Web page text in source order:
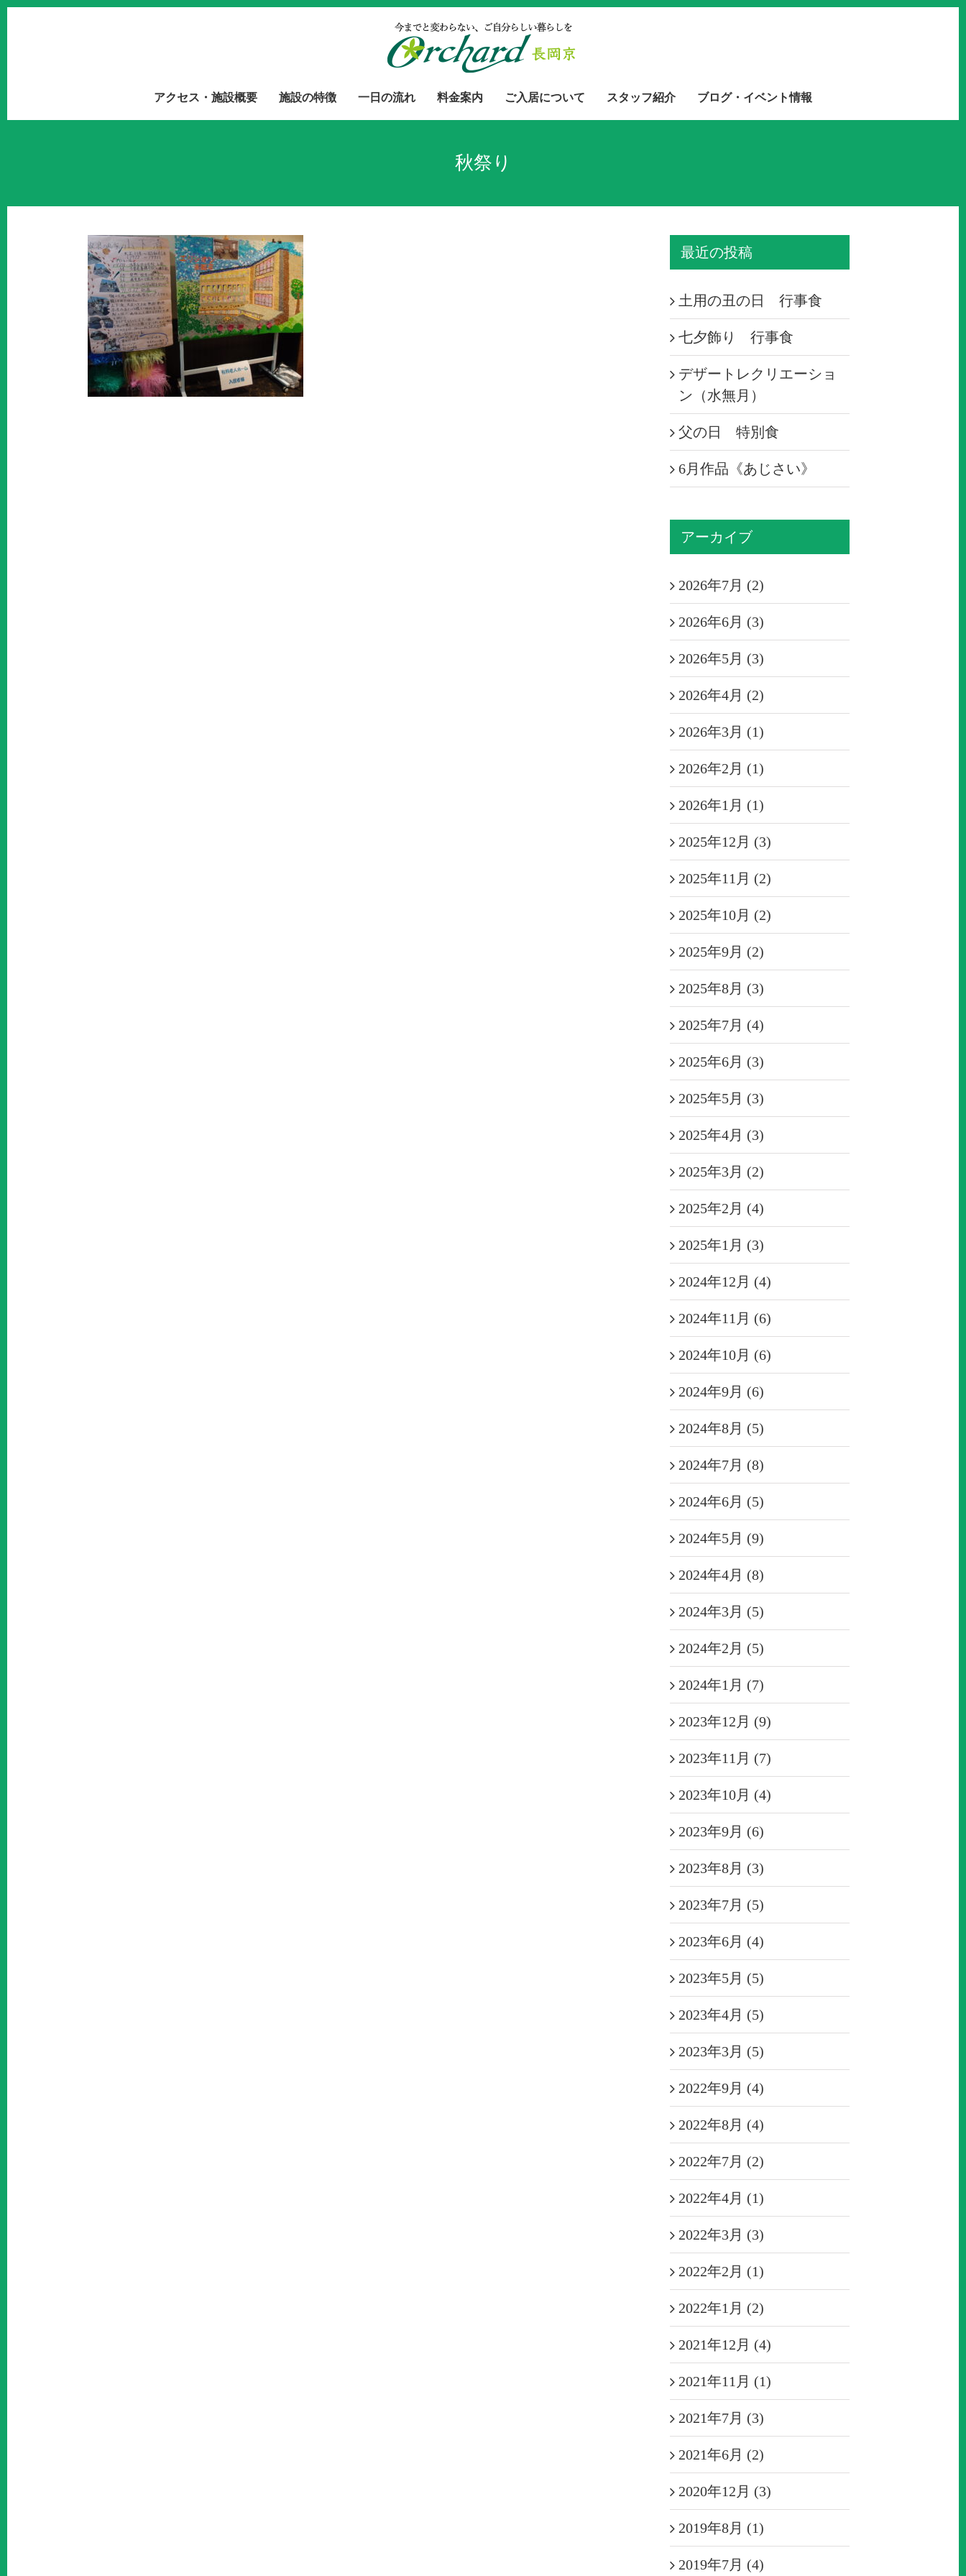
アクセス・施設概要 施設の特徴 一日の流れ 料金案内 ご入居について スタッフ紹介 ブログ・イベント情報
秋祭り
最近の投稿
土用の丑の日 行事食
七夕飾り 行事食
デザートレクリエーショ
ン（水無月）
父の日 特別食
6月作品《あじさい》
アーカイブ
2026年7月 (2)
2026年6月 (3)
2026年5月 (3)
2026年4月 (2)
2026年3月 (1)
2026年2月 (1)
2026年1月 (1)
2025年12月 (3)
2025年11月 (2)
2025年10月 (2)
2025年9月 (2)
2025年8月 (3)
2025年7月 (4)
2025年6月 (3)
2025年5月 (3)
2025年4月 (3)
2025年3月 (2)
2025年2月 (4)
2025年1月 (3)
2024年12月 (4)
2024年11月 (6)
2024年10月 (6)
2024年9月 (6)
2024年8月 (5)
2024年7月 (8)
2024年6月 (5)
2024年5月 (9)
2024年4月 (8)
2024年3月 (5)
2024年2月 (5)
2024年1月 (7)
2023年12月 (9)
2023年11月 (7)
2023年10月 (4)
2023年9月 (6)
2023年8月 (3)
2023年7月 (5)
2023年6月 (4)
2023年5月 (5)
2023年4月 (5)
2023年3月 (5)
2022年9月 (4)
2022年8月 (4)
2022年7月 (2)
2022年4月 (1)
2022年3月 (3)
2022年2月 (1)
2022年1月 (2)
2021年12月 (4)
2021年11月 (1)
2021年7月 (3)
2021年6月 (2)
2020年12月 (3)
2019年8月 (1)
2019年7月 (4)